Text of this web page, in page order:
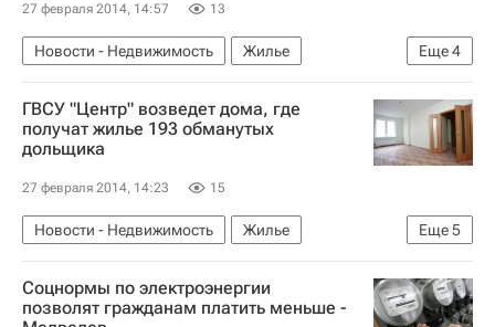
27 февраля 2014, 14:57 13
Еще4
Новости - Недвижимость
Жилье
Капремонт
Инфраструктура
Московская область (Подмосковье)
Россия
ГВСУ "Центр" возведет дома, где
получат жилье 193 обманутых
дольщика
27 февраля 2014, 14:23 15
Еще5
Новости - Недвижимость
Жилье
Дольщики
Строительство
Обманутые дольщики в России
Соцнормы по электроэнергии
позволят гражданам платить меньше -